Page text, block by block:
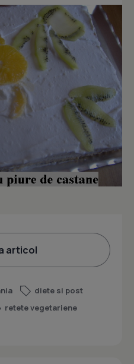
articol
diete si post
retete vegetariene